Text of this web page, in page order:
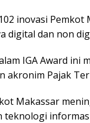
inovasi
digital dan non
IGA Award
akronim Pajak
Makassar